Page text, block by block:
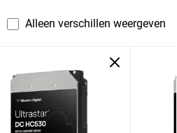
Alleen verschillen weergeven